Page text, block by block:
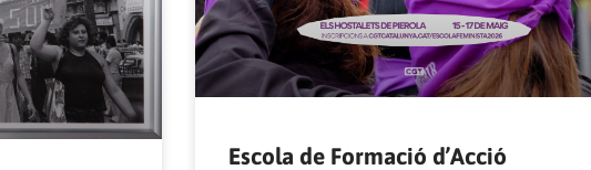
Escola de Formació d’Acció